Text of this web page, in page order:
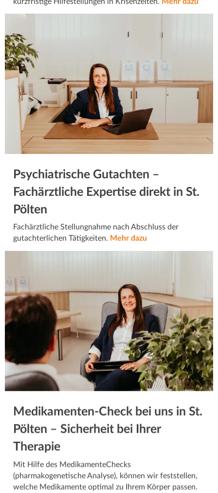
kurzfristige Hilfestellungen in Krisenzeiten. Mehr dazu
Psychiatrische Gutachten –
Fachärztliche Expertise direkt in St.
Pölten
Fachärztliche Stellungnahme nach Abschluss der
gutachterlichen Tätigkeiten. Mehr dazu
Medikamenten-Check bei uns in St.
Pölten – Sicherheit bei Ihrer
Therapie
Mit Hilfe des MedikamenteChecks
(pharmakogenetische Analyse), können wir feststellen,
welche Medikamente optimal zu Ihrem Körper passen.